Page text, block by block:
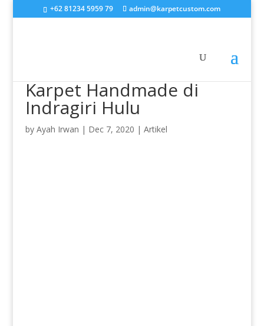
+62 81234 5959 79 admin@karpetcustom.com
Karpet Handmade di
Indragiri Hulu
by Ayah Irwan | Dec 7, 2020 | Artikel